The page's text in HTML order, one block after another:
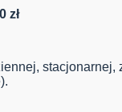
zł
stacjonarnej,